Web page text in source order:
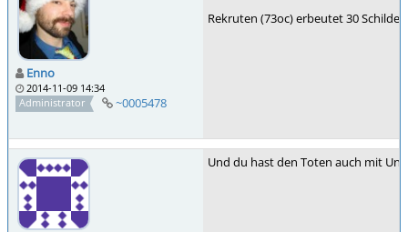
Enno
2014-11-09 14:34
Administrator
~0005478
Rekruten (73oc) erbeutet 30
Und du hast den Toten auch mit